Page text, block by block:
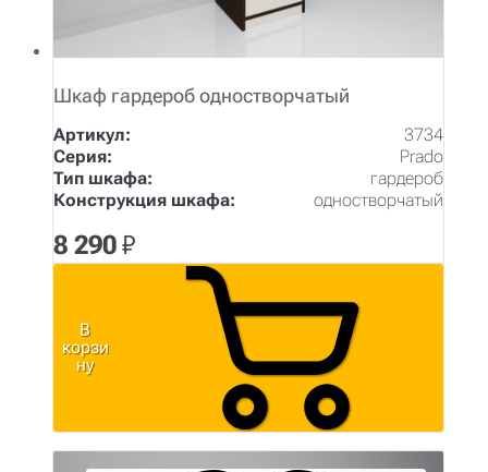
Шкаф гардероб одностворчатый
Артикул:
3734
Серия:
Prado
Тип шкафа:
гардероб
Конструкция шкафа:
одностворчатый
8 290₽
В
корзи
ну